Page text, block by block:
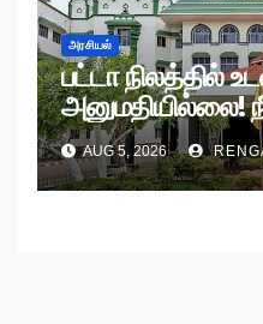
அரசியல்
பட்டா நிலத்தில்
அனுமதியில்லை!
உத்தரவு!
AUG 5, 2026